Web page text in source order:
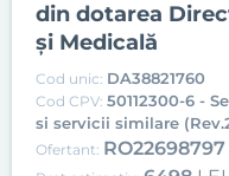
din dotarea
și Medicală
Cod unic: DA38821760
Cod CPV: 50112300-6 -
si servicii similare
Ofertant: